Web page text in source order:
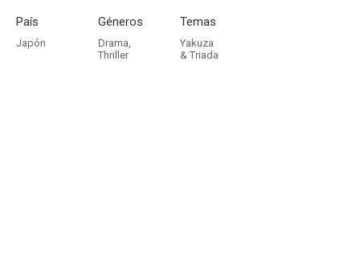
País
Japón
Géneros
Drama,
Thriller
Temas
Yakuza
& Triada